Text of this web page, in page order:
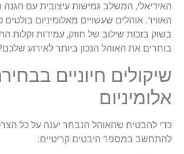
האידיאלי, המשלב גמישות עיצובית עם הגנה
האוויר. אוהלים שעשויים מאלומיניום בולטים
בשוק בזכות שילוב של חוזק, עמידות וקלות
בוחרים את האוהל הנכון ביותר לאירוע
שיקולים חיוניים
אלומיניום
כדי להבטיח שהאוהל הנבחר יענה על כל
להתחשב במספר היבטים קריטיים: